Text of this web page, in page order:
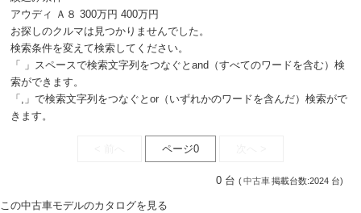
アウディ Ａ８ 300万円 400万円
お探しのクルマは見つかりませんでした。
検索条件を変えて検索してください。
「 」スペースで検索文字列をつなぐとand（すべてのワードを含む）検
索ができます。
「,」で検索文字列をつなぐとor（いずれかのワードを含んだ）検索がで
きます。
ページ0
0 台 (中古車掲載台数:2024 台)
この中古車モデルのカタログを見る